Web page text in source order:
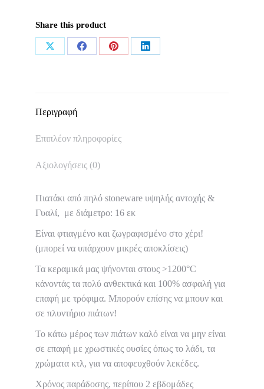
Share this product
Περιγραφή
Επιπλέον πληροφορίες
Αξιολογήσεις (0)
Πιατάκι από πηλό stoneware υψηλής αντοχής &
Γυαλί, με διάμετρο: 16 εκ
Είναι φτιαγμένο και ζωγραφισμένο στο χέρι!
(μπορεί να υπάρχουν μικρές αποκλίσεις)
Τα κεραμικά μας ψήνονται στους >1200°C
κάνοντάς τα πολύ ανθεκτικά και 100% ασφαλή για
επαφή με τρόφιμα. Μπορούν επίσης να μπουν και
σε πλυντήριο πιάτων!
Το κάτω μέρος των πιάτων καλό είναι να μην είναι
σε επαφή με χρωστικές ουσίες όπως το λάδι, τα
χρώματα κτλ, για να αποφευχθούν λεκέδες.
Χρόνος παράδοσης, περίπου 2 εβδομάδες